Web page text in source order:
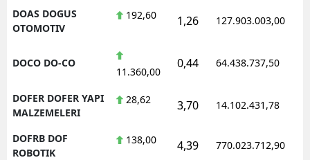
DOAS DOGUS
OTOMOTIV
192,60 1,26 127.903.003,00
DOCO DO-CO
11.360,00
0,44 64.438.737,50
DOFER DOFER YAPI
MALZEMELERI
28,62 3,70 14.102.431,78
DOFRB DOF
ROBOTIK
138,00 4,39 770.023.712,90